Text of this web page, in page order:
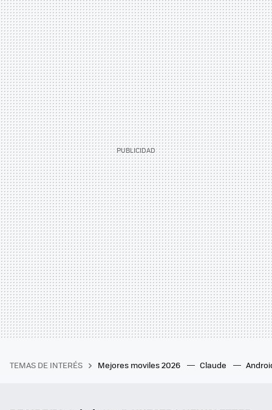
TEMAS DE INTERÉS Mejores moviles 2026 Claude